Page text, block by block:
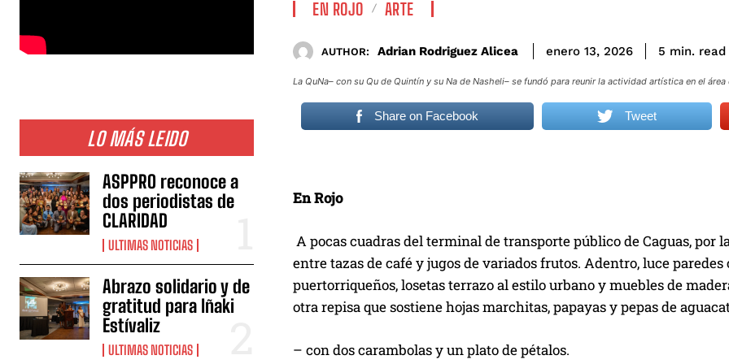
LO MÁS LEIDO
ASPPRO reconoce a
dos periodistas de
CLARIDAD
ULTIMAS NOTICIAS
Abrazo solidario y de
gratitud para Iñaki
Estívaliz
ULTIMAS NOTICIAS
EN ROJO ARTE
AUTHOR: Adrian Rodriguez Alicea enero 13, 2026 5 min. read
La QuNa– con su Qu de Quintín y su Na de Nasheli– se fundó para reunir la actividad artística en el
Share on Facebook Tweet
En Rojo
A pocas cuadras del terminal de transporte público de Caguas, por
entre tazas de café y jugos de variados frutos. Adentro, luce
puertorriqueños, losetas terrazo al estilo urbano y muebles de
otra repisa que sostiene hojas marchitas, papayas y pepas de
– con dos carambolas y un plato de pétalos.